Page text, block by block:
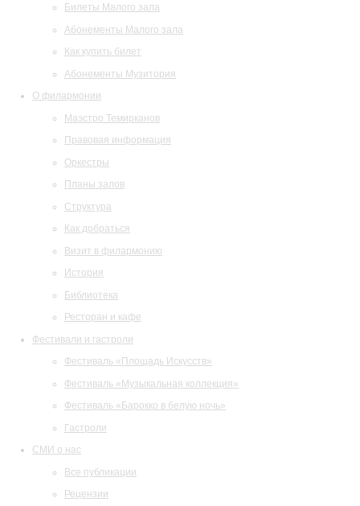
Билеты Малого зала
Абонементы Малого зала
Как купить билет
Абонементы Музитория
О филармонии
Маэстро Темирканов
Правовая информация
Оркестры
Планы залов
Структура
Как добраться
Визит в филармонию
История
Библиотека
Ресторан и кафе
Фестивали и гастроли
Фестиваль «Площадь Искусств»
Фестиваль «Музыкальная коллекция»
Фестиваль «Барокко в белую ночь»
Гастроли
СМИ о нас
Все публикации
Рецензии